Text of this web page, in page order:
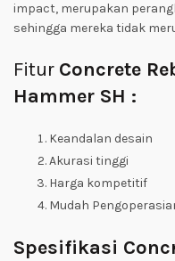
impact, merupakan
sehingga mereka tidak
Fitur Concrete
Hammer SH :
Keandalan desain
Akurasi tinggi
Harga kompetitif
Mudah
Spesifikasi